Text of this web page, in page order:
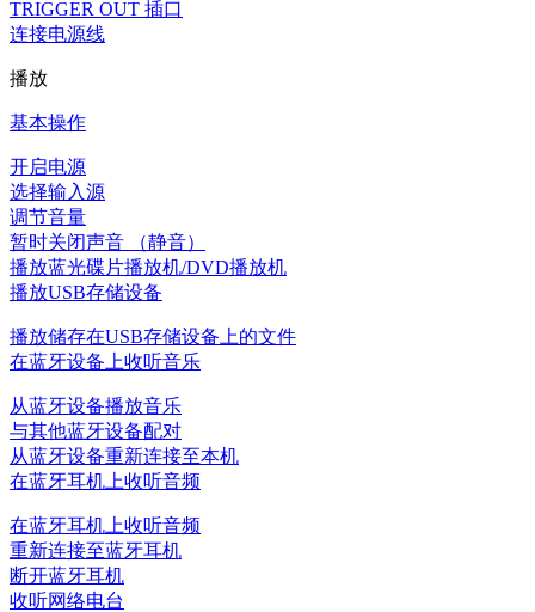
TRIGGER OUT 插口
连接电源线
播放
基本操作
开启电源
选择输入源
调节音量
暂时关闭声音 （静音）
播放蓝光碟片播放机/DVD播放机
播放USB存储设备
播放储存在USB存储设备上的文件
在蓝牙设备上收听音乐
从蓝牙设备播放音乐
与其他蓝牙设备配对
从蓝牙设备重新连接至本机
在蓝牙耳机上收听音频
在蓝牙耳机上收听音频
重新连接至蓝牙耳机
断开蓝牙耳机
收听网络电台